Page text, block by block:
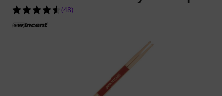
4.6 von 5 Sternen aus 48 Kundenbewertungen
(48)